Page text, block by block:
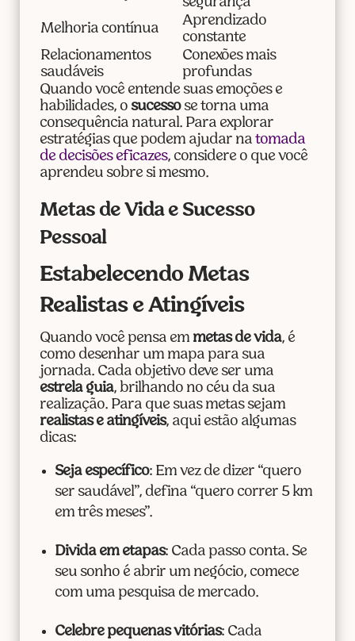
Melhoria contínua
Aprendizado
constante
Relacionamentos
saudáveis
Conexões mais
profundas
Quando você entende suas emoções e
habilidades, o sucessose torna uma
consequência natural. Para explorar
estratégias que podem ajudar na tomada
de decisões eficazes, considere o que você
aprendeu sobre si mesmo.
Metas de Vida e Sucesso
Pessoal
Estabelecendo Metas
Realistas e Atingíveis
Quando você pensa em metas de vida, é
como desenhar um mapa para sua
jornada. Cada objetivo deve ser uma
estrela guia, brilhando no céu da sua
realização. Para que suas metas sejam
realistas e atingíveis, aqui estão algumas
dicas:
Seja específico: Em vez de dizer “quero
ser saudável”, defina “quero correr 5 km
em três meses”.
Divida em etapas: Cada passo conta. Se
seu sonho é abrir um negócio, comece
com uma pesquisa de mercado.
Celebre pequenas vitórias: Cada